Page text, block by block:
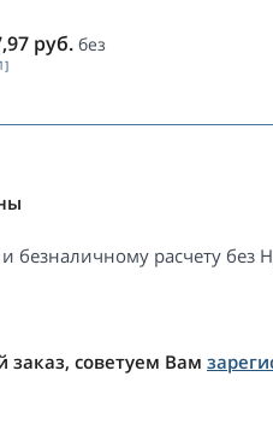
руб. без
расчету без
заказ, советуем Вам